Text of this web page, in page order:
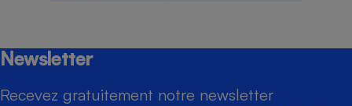
Newsletter
Recevez gratuitement notre newsletter